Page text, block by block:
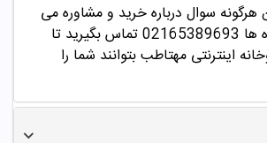
سوال درباره خرید و مشاوره می
تماس بگیرید تا
اینترنتی مهتاطب بتوانند شما را